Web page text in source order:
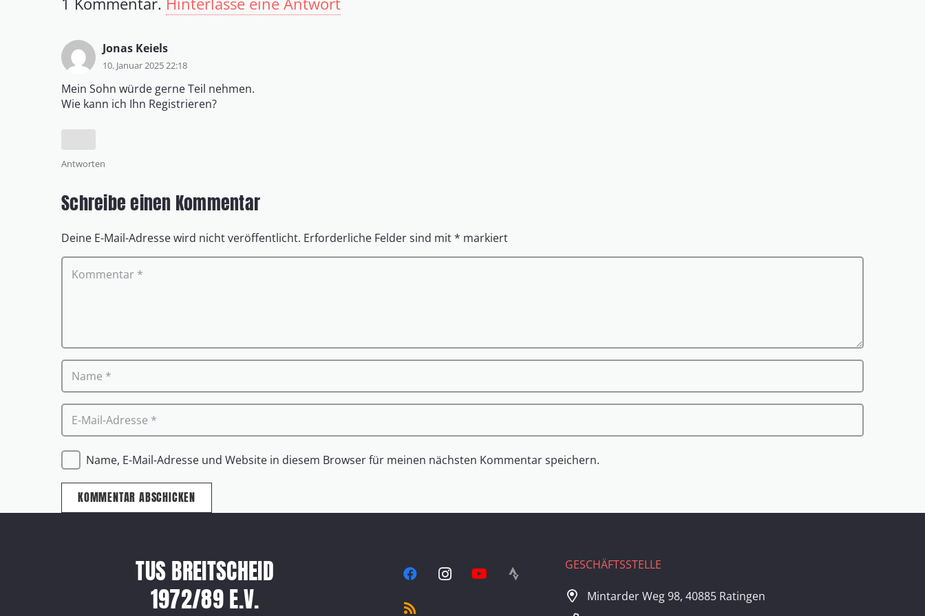
Jonas Keiels
10. Januar 2025 22:18
Mein Sohn würde gerne Teil nehmen.
Wie kann ich Ihn Registrieren?
Antworten
Schreibe einen Kommentar
Deine E-Mail-Adresse wird nicht veröffentlicht. Erforderliche Felder sind mit* markiert
Name, E-Mail-Adresse und Website in diesem Browser für meinen nächsten Kommentar speichern.
KOMMENTAR ABSCHICKEN
TUS BREITSCHEID
1972/89 E.V.
GESCHÄFTSSTELLE
Mintarder Weg 98, 40885 Ratingen